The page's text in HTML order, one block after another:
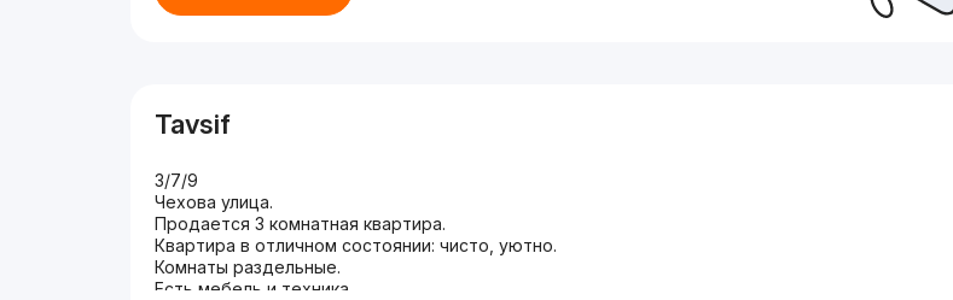
Tavsif
3/7/9
Чехова улица.
Продается 3 комнатная квартира.
Квартира в отличном состоянии: чисто, уютно.
Комнаты раздельные.
Есть мебель и техника.